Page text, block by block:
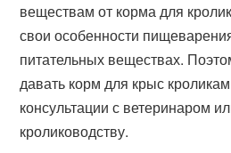
веществам от корма для
свои особенности
питательных веществах.
давать корм для крыс
консультации с ветеринаром
кролиководству.